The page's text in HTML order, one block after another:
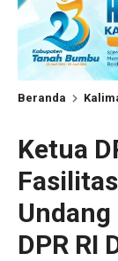
Beranda
Ketua
DPR RI